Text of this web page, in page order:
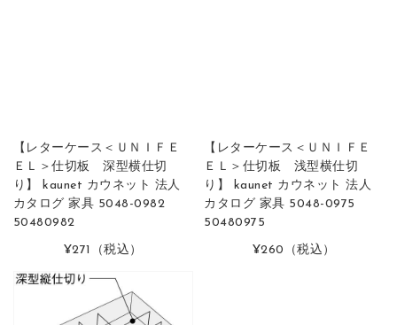
【レターケース＜ＵＮＩＦＥ
ＥＬ＞仕切板 深型横仕切
り】 kaunet カウネット 法人
カタログ 家具 5048-0982
50480982
¥271 （税込）
【レターケース＜ＵＮＩＦＥ
ＥＬ＞仕切板 浅型横仕切
り】 kaunet カウネット 法人
カタログ 家具 5048-0975
50480975
¥260 （税込）